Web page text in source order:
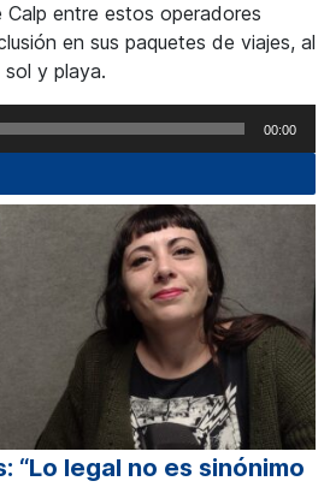
entre estos operadores
en sus paquetes de viajes, al
y playa.
00:00
“Lo legal no es sinónimo